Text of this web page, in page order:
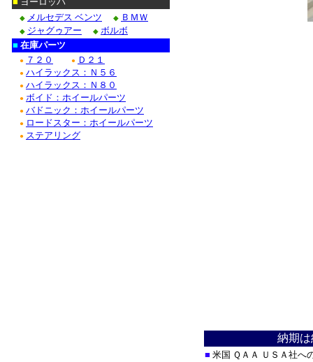
納期
■ 米国 ＱＡＡ ＵＳＡ社へ
◆ メルセデス ベンツ ◆ ＢＭＷ
◆ ジャグゥアー ◆ ボルボ
■ 在庫パーツ
● ７２０ ● Ｄ２１
● ハイラックス：Ｎ５６
● ハイラックス：Ｎ８０
● ボイド：ホイールパーツ
● バドニック：ホイールパーツ
● ロードスター：ホイールパーツ
● ステアリング